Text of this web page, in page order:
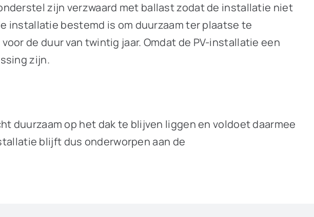
zijn verzwaard met ballast zodat de installatie niet
installatie bestemd is om duurzaam ter plaatse te
de duur van twintig jaar. Omdat de PV-installatie een
zijn.
duurzaam op het dak te blijven liggen en voldoet daarmee
blijft dus onderworpen aan de